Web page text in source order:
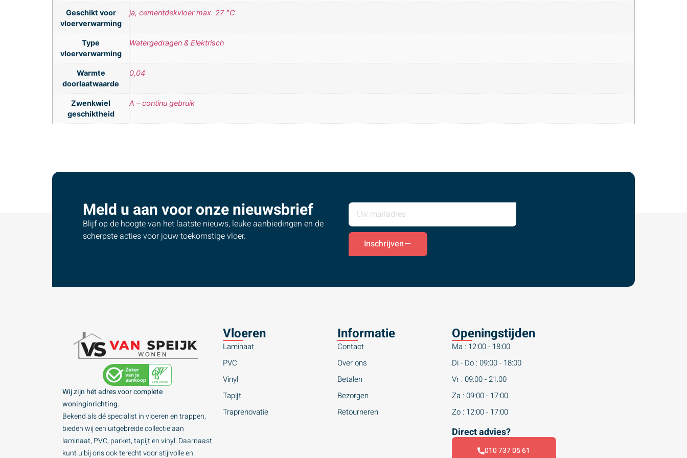
Geschikt voor
vloerverwarming
ja, cementdekvloer max. 27 °C
Type
vloerverwarming
Watergedragen & Elektrisch
Warmte
doorlaatwaarde
0,04
Zwenkwiel
geschiktheid
A – continu gebruik
Meld u aan voor onze nieuwsbrief
Blijf op de hoogte van het laatste nieuws, leuke aanbiedingen en de
scherpste acties voor jouw toekomstige vloer.
Inschrijven
Wij zijn hét adres voor complete
woninginrichting.
Bekend als dé specialist in vloeren en trappen,
bieden wij een uitgebreide collectie aan
laminaat, PVC, parket, tapijt en vinyl. Daarnaast
kunt u bij ons ook terecht voor stijlvolle en
Vloeren
Laminaat
PVC
Vinyl
Tapijt
Traprenovatie
Informatie
Contact
Over ons
Betalen
Bezorgen
Retourneren
Openingstijden
Ma : 12:00 - 18:00
Di - Do : 09:00 - 18:00
Vr : 09:00 - 21:00
Za : 09:00 - 17:00
Zo : 12:00 - 17:00
Direct advies?
010 737 05 61